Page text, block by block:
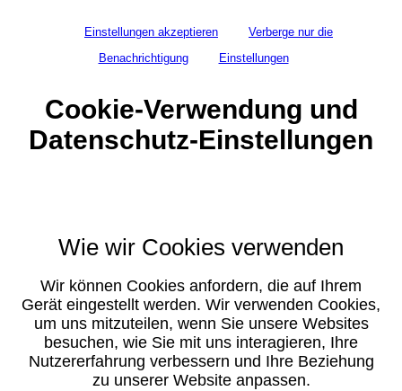
Einstellungen akzeptieren
Verberge nur die
Benachrichtigung
Einstellungen
Cookie-Verwendung und
Datenschutz-Einstellungen
Wie wir Cookies verwenden
Wir können Cookies anfordern, die auf Ihrem
Gerät eingestellt werden. Wir verwenden Cookies,
um uns mitzuteilen, wenn Sie unsere Websites
besuchen, wie Sie mit uns interagieren, Ihre
Nutzererfahrung verbessern und Ihre Beziehung
zu unserer Website anpassen.